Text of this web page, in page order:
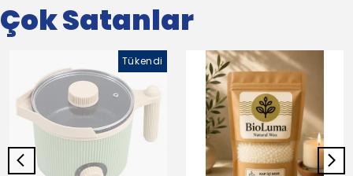
Çok Satanlar
Tükendi